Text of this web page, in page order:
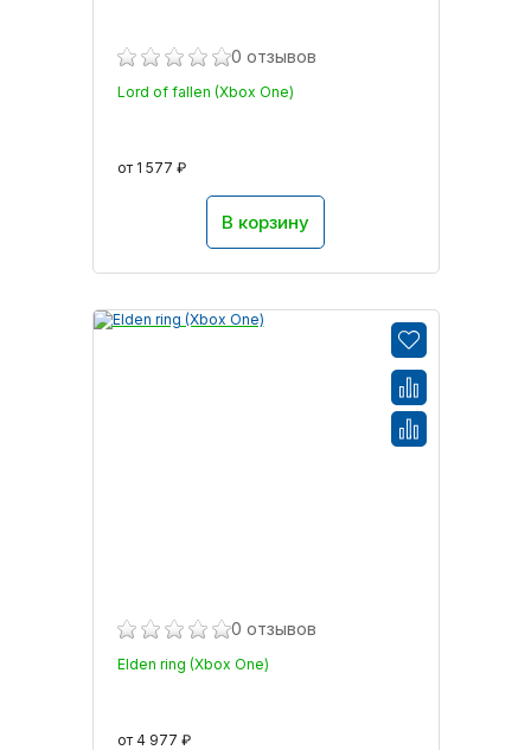
0 отзывов
Lord of fallen (Xbox One)
от 1 577 ₽
В корзину
0 отзывов
Elden ring (Xbox One)
от 4 977 ₽